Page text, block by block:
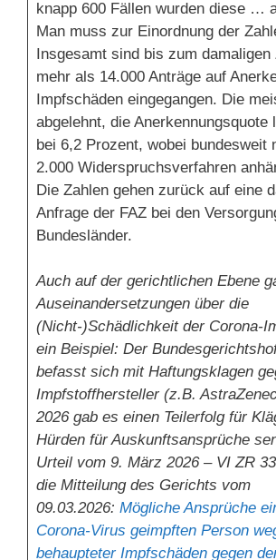
knapp 600 Fällen wurden diese …
Man muss zur Einordnung der
Insgesamt sind bis zum damaligen
mehr als 14.000 Anträge auf
Impfschäden eingegangen. Die
abgelehnt, die Anerkennungsquote
bei 6,2 Prozent, wobei bundesweit
2.000 Widerspruchsverfahren
Die Zahlen gehen zurück auf eine
Anfrage der FAZ bei den
Bundesländer.
Auch auf der gerichtlichen Ebene
Auseinandersetzungen über die
(Nicht-)Schädlichkeit der Corona-
ein Beispiel: Der
befasst sich mit Haftungsklagen
Impfstoffhersteller (z.B.
2026 gab es einen Teilerfolg für
Hürden für Auskunftsansprüche
Urteil vom 9. März 2026 – VI ZR
die Mitteilung des Gerichts vom
09.03.2026: Mögliche Ansprüche
Corona-Virus geimpften Person
behaupteter Impfschäden gegen